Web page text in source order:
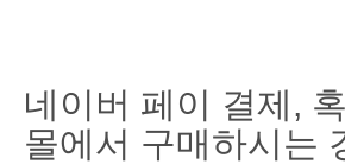
네이버 페이 결제,
몰에서 구매하시는